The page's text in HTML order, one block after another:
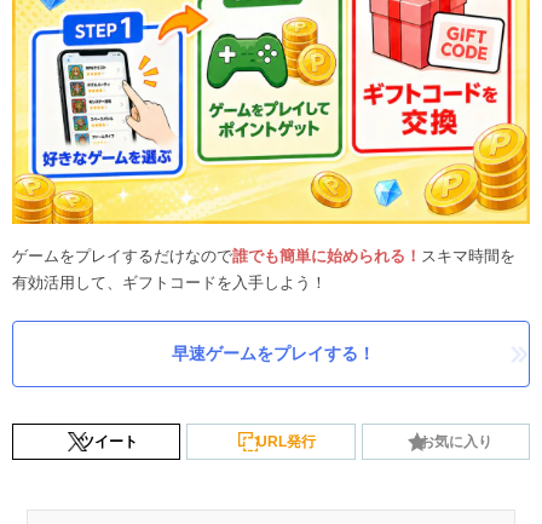
ゲームをプレイするだけなので誰でも簡単に始められる！ スキマ時間を
有効活用して、ギフトコードを入手しよう！
早速ゲームをプレイする！
ツイート URL発行 お気に入り